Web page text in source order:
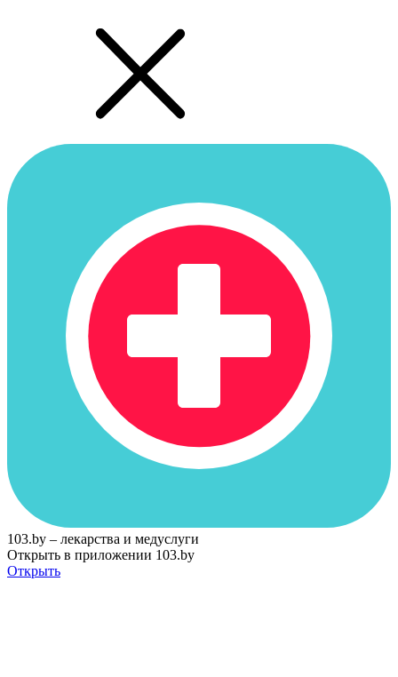
103.by – лекарства и медуслуги
Открыть в приложении 103.by
Открыть